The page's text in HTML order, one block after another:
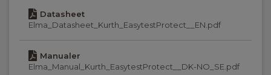
Spänningsskydd:
110V AC/240V DC
Kabeltyp mätning:
Koppar
Datasheet
Elma_Datasheet_Kurth_EasytestProtect__EN.pdf
Manualer
Elma_Manual_Kurth_EasytestProtect__DK-NO_SE.pdf